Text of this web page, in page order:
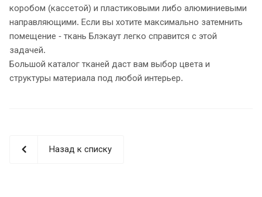
коробом (кассетой) и пластиковыми либо алюминиевыми
направляющими. Если вы хотите максимально затемнить
помещение - ткань Блэкаут легко справится с этой
задачей.
Большой каталог тканей даст вам выбор цвета и
структуры материала под любой интерьер.
Назад к списку